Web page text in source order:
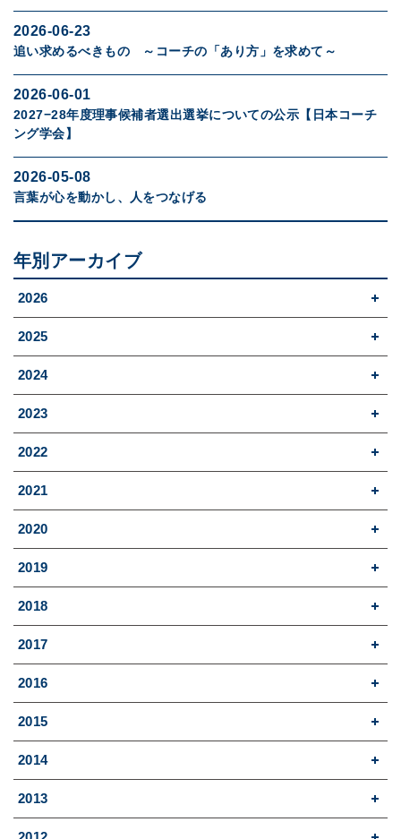
2026-06-23
追い求めるべきもの ～コーチの「あり方」を求めて～
2026-06-01
2027−28年度理事候補者選出選挙についての公示【日本コーチ
ング学会】
2026-05-08
言葉が心を動かし、人をつなげる
年別アーカイブ
2026
2025
2024
2023
2022
2021
2020
2019
2018
2017
2016
2015
2014
2013